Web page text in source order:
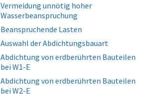
Vermeidung unnötig hoher
Wasserbeanspruchung
Beanspruchende Lasten
Auswahl der Abdichtungsbauart
Abdichtung von erdberührten Bauteilen
bei W1-E
Abdichtung von erdberührten Bauteilen
bei W2-E